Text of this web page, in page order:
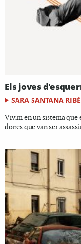
Els joves
SARA SANTANA
Vivim en un sistema que
dones que van ser